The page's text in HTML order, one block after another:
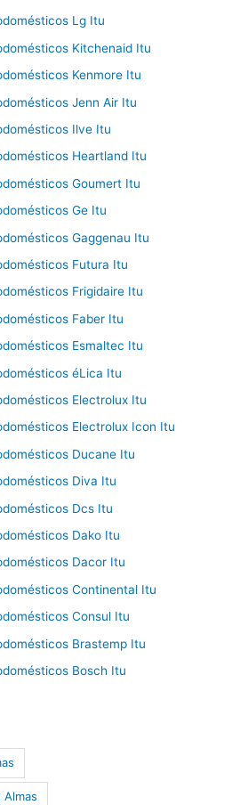
Lg Itu
Kitchenaid Itu
Kenmore Itu
Jenn Air Itu
Ilve Itu
Heartland Itu
Goumert Itu
Ge Itu
Gaggenau Itu
Futura Itu
Frigidaire Itu
Faber Itu
Esmaltec Itu
éLica Itu
Electrolux Itu
Electrolux Icon Itu
Ducane Itu
Diva Itu
Dcs Itu
Dako Itu
Dacor Itu
Continental Itu
Consul Itu
Brastemp Itu
Bosch Itu